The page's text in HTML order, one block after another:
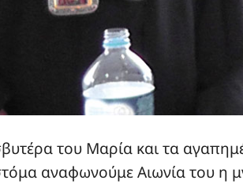
του Μαρία και τα
αναφωνούμε Αιωνία του η